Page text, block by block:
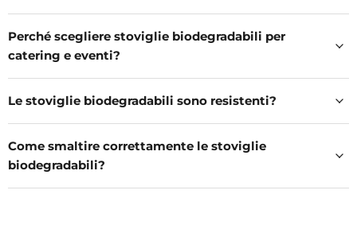
Perché scegliere stoviglie biodegradabili per
catering e eventi?
Le stoviglie biodegradabili sono resistenti?
Come smaltire correttamente le stoviglie
biodegradabili?